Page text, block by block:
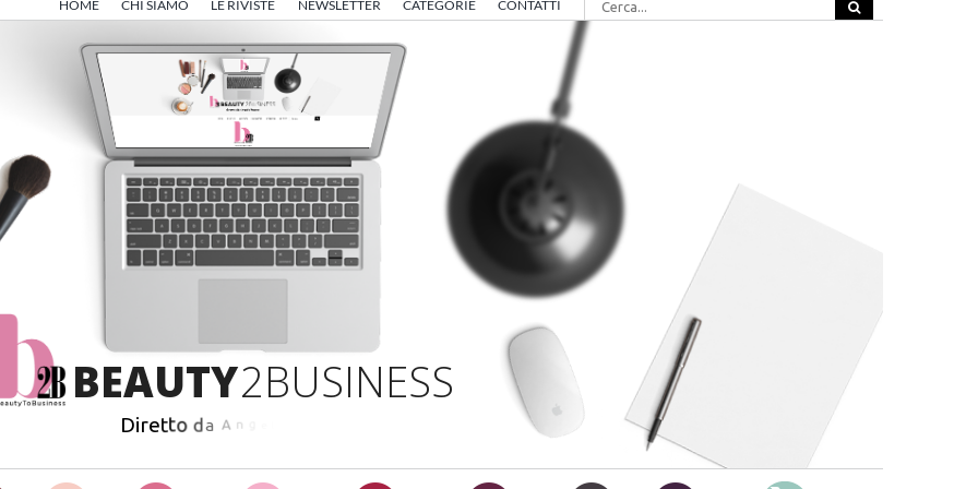
HOME CHI SIAMO LE RIVISTE NEWSLETTER CATEGORIE CONTATTI
per:
BEAUTY2BUSINESS
Diretto da A n